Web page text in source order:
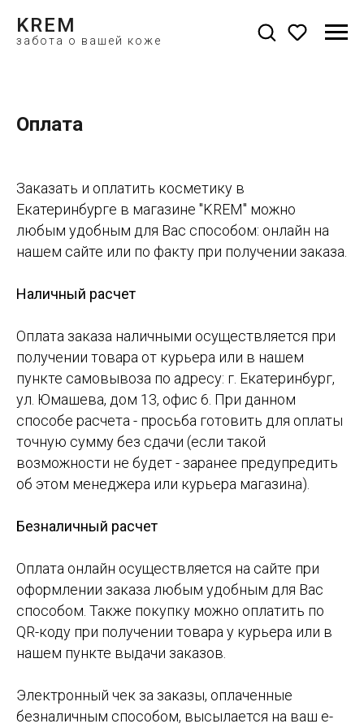
KREM
забота о вашей коже
Оплата
Заказать и оплатить косметику в
Екатеринбурге в магазине "KREM" можно
любым удобным для Вас способом: онлайн на
нашем сайте или по факту при получении заказа.
Наличный расчет
Оплата заказа наличными осуществляется при
получении товара от курьера или в нашем
пункте самовывоза по адресу: г. Екатеринбург,
ул. Юмашева, дом 13, офис 6. При данном
способе расчета - просьба готовить для оплаты
точную сумму без сдачи (если такой
возможности не будет - заранее предупредить
об этом менеджера или курьера магазина).
Безналичный расчет
Оплата онлайн осуществляется на сайте при
оформлении заказа любым удобным для Вас
способом. Также покупку можно оплатить по
QR-коду при получении товара у курьера или в
нашем пункте выдачи заказов.
Электронный чек за заказы, оплаченные
безналичным способом, высылается на ваш e-